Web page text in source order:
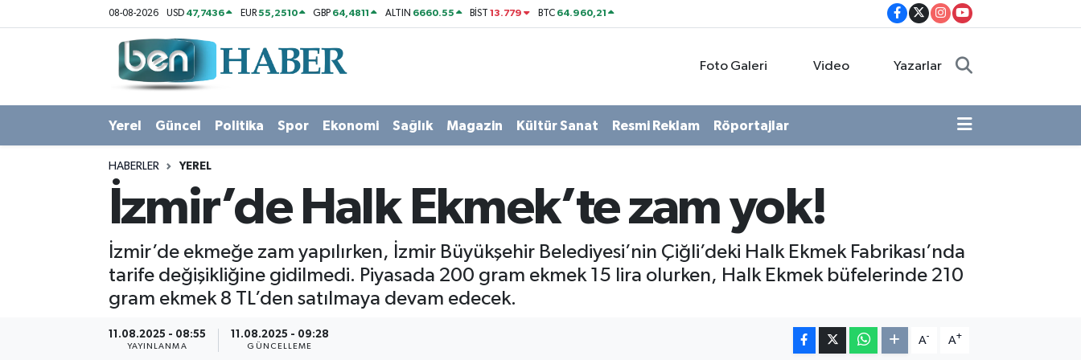
08-08-2026 USD 47,7436 EUR55,2510 GBP 64,4811 ALTIN 6660.55 BİST13.779 BTC 64.960,21
Foto Galeri Video Yazarlar
Yerel Güncel Politika Spor Ekonomi Sağlık Magazin Kültür Sanat Resmi Reklam Röportajlar
HABERLER YEREL
İzmir’de Halk Ekmek’te zam yok!
İzmir’de ekmeğe zam yapılırken, İzmir Büyükşehir Belediyesi’nin Çiğli’deki Halk Ekmek Fabrikası’nda
tarife değişikliğine gidilmedi. Piyasada 200 gram ekmek 15 lira olurken, Halk Ekmek büfelerinde 210
gram ekmek 8 TL’den satılmaya devam edecek.
11.08.2025 - 08:55
YAYINLANMA
11.08.2025 - 09:28
GÜNCELLEME
A- A+
Politika
Kültür Sanat
Hava Durumu
Süper Lig Puan Durumu ve Fikstür
Tüm Manşetler
Son Dakika Haberleri
Haber Arşivi